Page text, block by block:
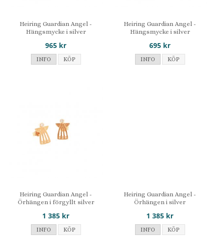
Heiring Guardian Angel -
Hängsmycke i silver
965 kr
INFO KÖP
Heiring Guardian Angel -
Hängsmycke i silver
695 kr
INFO KÖP
Heiring Guardian Angel -
Örhängen i förgyllt silver
1 385 kr
INFO KÖP
Heiring Guardian Angel -
Örhängen i silver
1 385 kr
INFO KÖP